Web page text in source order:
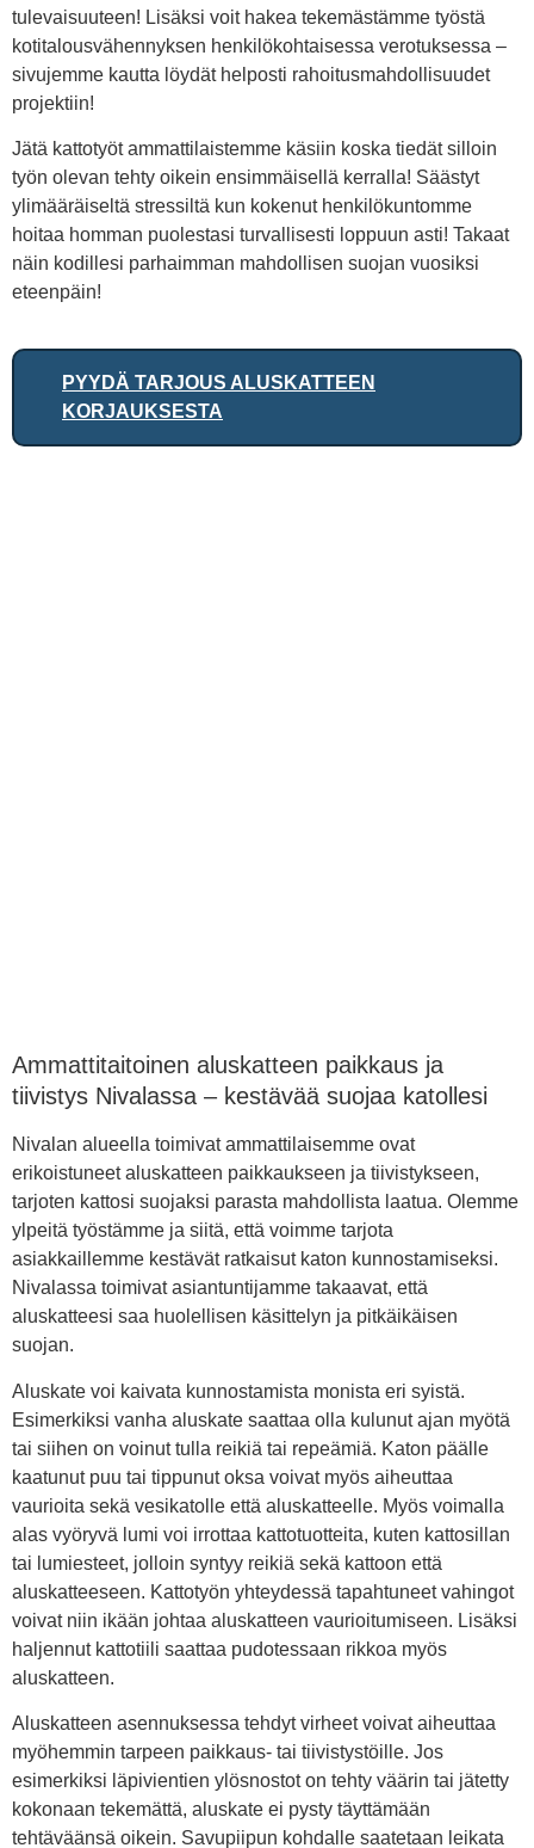
tulevaisuuteen! Lisäksi voit hakea tekemästämme työstä
kotitalousvähennyksen henkilökohtaisessa verotuksessa –
sivujemme kautta löydät helposti rahoitusmahdollisuudet
projektiin!
Jätä kattotyöt ammattilaistemme käsiin koska tiedät silloin
työn olevan tehty oikein ensimmäisellä kerralla! Säästyt
ylimääräiseltä stressiltä kun kokenut henkilökuntomme
hoitaa homman puolestasi turvallisesti loppuun asti! Takaat
näin kodillesi parhaimman mahdollisen suojan vuosiksi
eteenpäin!
PYYDÄ TARJOUS ALUSKATTEEN
KORJAUKSESTA
Ammattitaitoinen aluskatteen paikkaus ja
tiivistys Nivalassa – kestävää suojaa katollesi
Nivalan alueella toimivat ammattilaisemme ovat
erikoistuneet aluskatteen paikkaukseen ja tiivistykseen,
tarjoten kattosi suojaksi parasta mahdollista laatua. Olemme
ylpeitä työstämme ja siitä, että voimme tarjota
asiakkaillemme kestävät ratkaisut katon kunnostamiseksi.
Nivalassa toimivat asiantuntijamme takaavat, että
aluskatteesi saa huolellisen käsittelyn ja pitkäikäisen
suojan.
Aluskate voi kaivata kunnostamista monista eri syistä.
Esimerkiksi vanha aluskate saattaa olla kulunut ajan myötä
tai siihen on voinut tulla reikiä tai repeämiä. Katon päälle
kaatunut puu tai tippunut oksa voivat myös aiheuttaa
vaurioita sekä vesikatolle että aluskatteelle. Myös voimalla
alas vyöryvä lumi voi irrottaa kattotuotteita, kuten kattosillan
tai lumiesteet, jolloin syntyy reikiä sekä kattoon että
aluskatteeseen. Kattotyön yhteydessä tapahtuneet vahingot
voivat niin ikään johtaa aluskatteen vaurioitumiseen. Lisäksi
haljennut kattotiili saattaa pudotessaan rikkoa myös
aluskatteen.
Aluskatteen asennuksessa tehdyt virheet voivat aiheuttaa
myöhemmin tarpeen paikkaus- tai tiivistystöille. Jos
esimerkiksi läpivientien ylösnostot on tehty väärin tai jätetty
kokonaan tekemättä, aluskate ei pysty täyttämään
tehtäväänsä oikein. Savupiipun kohdalle saatetaan leikata